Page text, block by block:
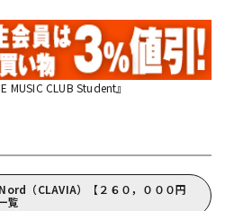
MUSIC CLUB Student』
（CLAVIA）【２６０，０００円
覧